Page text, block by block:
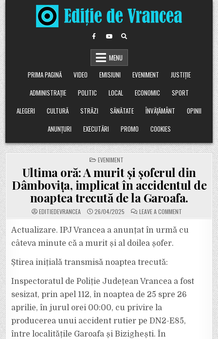
Skip
to
content
MENU
PRIMA PAGINĂ
VIDEO EMISIUNI EVENIMENT
JUSTIȚIE
ADMINISTRAȚIE
POLITIC LOCAL ECONOMIC
SPORT
ALEGERI
CULTURĂ STRĂZI SĂNĂTATE ÎNVĂȚĂMÂNT
OPINII
ANUNȚURI
EXECUTĂRI PROMO COOKIES
POSTED
IN
EVENIMENT
Ultima oră: A murit și șoferul din
Dâmbovița, implicat în accidentul de
noaptea trecută de la Garoafa.
EDITIEDEVRANCEA 26/04/2025 LEAVE A COMMENTON
ULTIMA
A
MURIT
DE
TRECUTĂ
DE
Actualizare. IPJ Vrancea a anunțat în urmă cu
câteva minute că a murit și al doilea șofer.
Știrea inițială transmisă noaptea trecută:
Inspectoratul de Poliție Județean Vrancea a fost
sesizat, prin apel 112, în noaptea de 25 spre 26
aprilie, în jurul orei 00:00, cu privire la
producerea unui accident rutier pe DN2-E85,
între localitățile Garoafa și Bizighești. În